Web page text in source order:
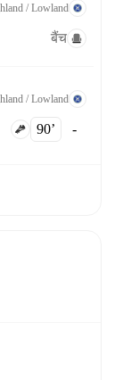
/ Lowland
बैंच
/ Lowland
90‎’‎ -